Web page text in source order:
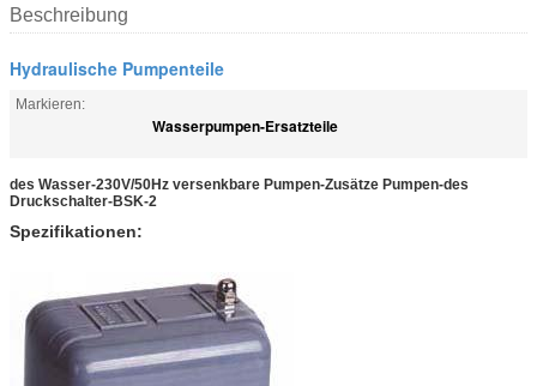
Beschreibung
Hydraulische Pumpenteile
Markieren:
Wasserpumpen-Ersatzteile
des Wasser-230V/50Hz versenkbare Pumpen-Zusätze Pumpen-des
Druckschalter-BSK-2
Spezifikationen: